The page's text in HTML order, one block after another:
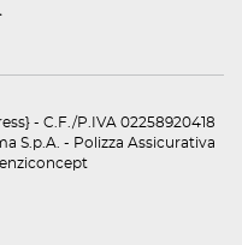
- C.F./P.IVA 02258920418
S.p.A. - Polizza Assicurativa